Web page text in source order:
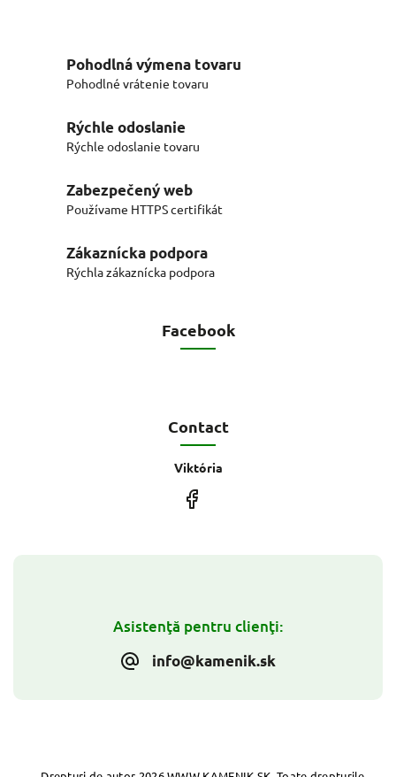
Pohodlná výmena tovaru
Pohodlné vrátenie tovaru
Rýchle odoslanie
Rýchle odoslanie tovaru
Zabezpečený web
Používame HTTPS certifikát
Zákaznícka podpora
Rýchla zákaznícka podpora
Asistenţă pentru clienţi:
info@kamenik.sk
Facebook
Contact
Viktória